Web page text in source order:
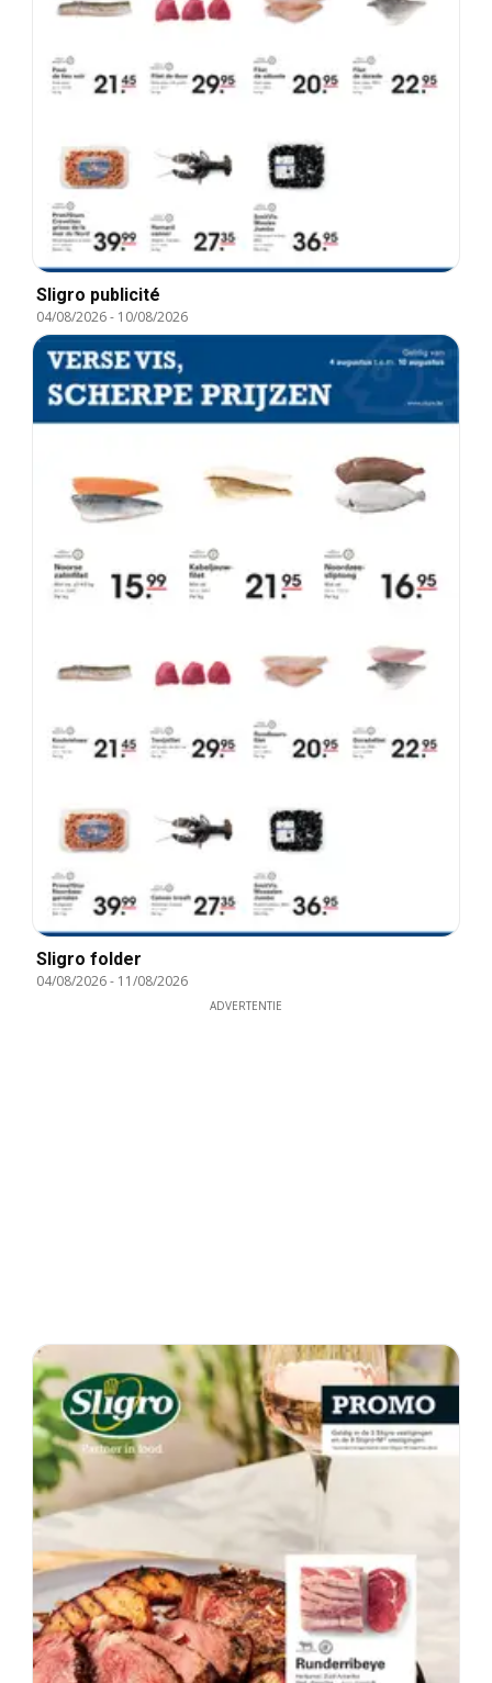
Sligro publicité
04/08/2026- 10/08/2026
Sligro folder
04/08/2026- 11/08/2026
ADVERTENTIE